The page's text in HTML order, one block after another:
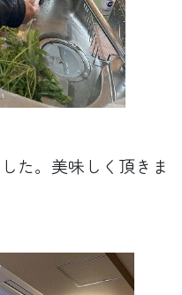
た。美味しく頂きま